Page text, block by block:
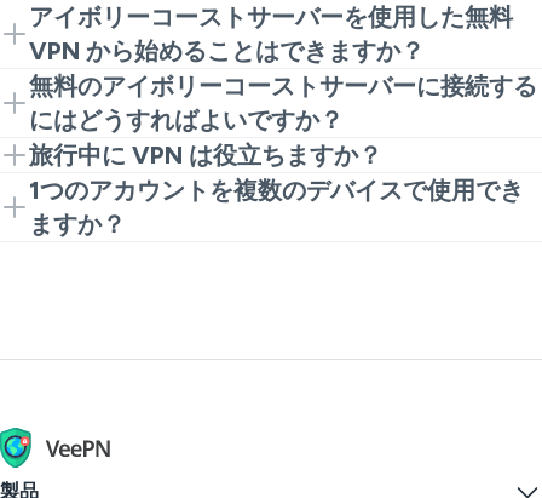
ユーザーのプライバシーを向上させ、オンライン保護
を提供し、未保護の Wi-Fi に対するより信頼性のある
接続を得るために使用されます。これは通常のインタ
ーネット活動を保護する方法です。
アイボリーコーストサーバーを使用した無料
VPN から始めることはできますか？
はい。無料のアイボリーコーストサーバー VPN は、
軽いブラウジングや短時間のチェックには良いエント
リーポイントになる可能性があります。より良い速度
と強力なセキュリティ機能が必要な場合は、フル
VeePN アプリケーションが適しています。
無料のアイボリーコーストサーバーに接続する
にはどうすればよいですか？
VeePN をインストールします。その後、アプリまた
は拡張機能を開いてサーバーを選択し、接続します。
それだけで、基本的なブラウジングを行うための無料
のアイボリーコーストサーバーのセットアップを開始
旅行中に VPN は役立ちますか？
はい、特にホテル、空港、カフェの Wi-Fi の場合は。
VPN はトラフィックを保護し、同じネットワーク内
であなたの活動を監視しようとするスヌープを複雑に
1つのアカウントを複数のデバイスで使用でき
ますか？
製品